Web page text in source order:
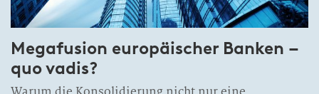
Megafusion europäischer Banken –
quo vadis?